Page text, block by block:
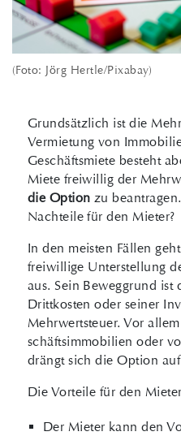
(Foto: Jörg Hertle/Pixabay)
Grundsätzlich ist die
Vermietung von
Geschäftsmiete besteht
Miete frei­willig der
die Option zu
Nachteile für den Mieter?
In den meisten Fällen
freiwillige Unterstellung
aus. Sein Beweggrund ist
Drittkosten oder seiner
Mehrwertsteuer. Vor
schäfts­immobilien oder
drängt sich die Option
Die Vorteile für den
Der Mieter kann den